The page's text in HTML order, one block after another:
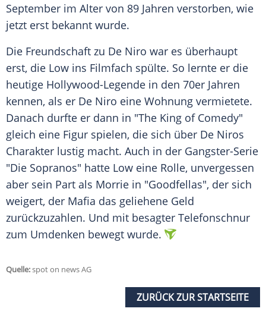
September im Alter von 89 Jahren verstorben, wie
jetzt erst bekannt wurde.
Die Freundschaft zu De Niro war es überhaupt
erst, die Low ins Filmfach spülte. So lernte er die
heutige Hollywood-Legende in den 70er Jahren
kennen, als er De Niro eine Wohnung vermietete.
Danach durfte er dann in "The King of Comedy"
gleich eine Figur spielen, die sich über De Niros
Charakter lustig macht. Auch in der Gangster-Serie
"Die Sopranos" hatte Low eine Rolle, unvergessen
aber sein Part als Morrie in "Goodfellas", der sich
weigert, der Mafia das geliehene Geld
zurückzuzahlen. Und mit besagter Telefonschnur
zum Umdenken bewegt wurde.
Quelle:spot on news AG
ZURÜCK ZUR STARTSEITE